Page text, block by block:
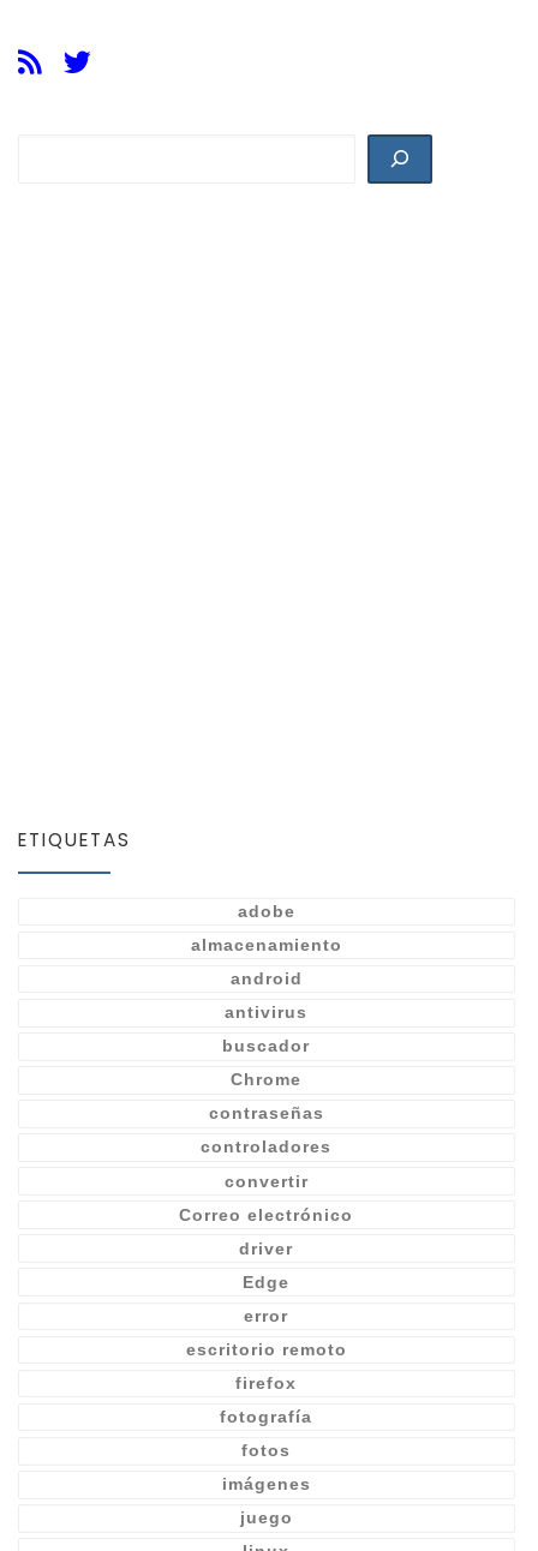
ETIQUETAS
adobe
almacenamiento
android
antivirus
buscador
Chrome
contraseñas
controladores
convertir
Correo electrónico
driver
Edge
error
escritorio remoto
firefox
fotografía
fotos
imágenes
juego